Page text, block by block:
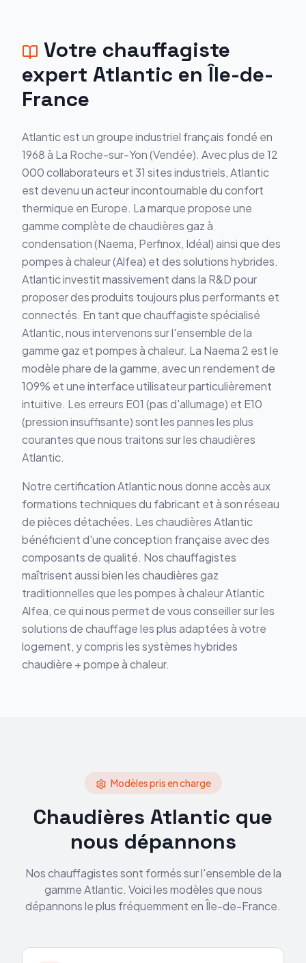
Votre chauffagiste
expert Atlantic en Île-de-
France
Atlantic est un groupe industriel français fondé en
1968 à La Roche-sur-Yon (Vendée). Avec plus de 12
000 collaborateurs et 31 sites industriels, Atlantic
est devenu un acteur incontournable du confort
thermique en Europe. La marque propose une
gamme complète de chaudières gaz à
condensation (Naema, Perfinox, Idéal) ainsi que des
pompes à chaleur (Alfea) et des solutions hybrides.
Atlantic investit massivement dans la R&D pour
proposer des produits toujours plus performants et
connectés. En tant que chauffagiste spécialisé
Atlantic, nous intervenons sur l'ensemble de la
gamme gaz et pompes à chaleur. La Naema 2 est le
modèle phare de la gamme, avec un rendement de
109% et une interface utilisateur particulièrement
intuitive. Les erreurs E01 (pas d'allumage) et E10
(pression insuffisante) sont les pannes les plus
courantes que nous traitons sur les chaudières
Atlantic.
Notre certification Atlantic nous donne accès aux
formations techniques du fabricant et à son réseau
de pièces détachées. Les chaudières Atlantic
bénéficient d'une conception française avec des
composants de qualité. Nos chauffagistes
maîtrisent aussi bien les chaudières gaz
traditionnelles que les pompes à chaleur Atlantic
Alfea, ce qui nous permet de vous conseiller sur les
solutions de chauffage les plus adaptées à votre
logement, y compris les systèmes hybrides
chaudière + pompe à chaleur.
Modèles pris en charge
Chaudières Atlantic que
nous dépannons
Nos chauffagistes sont formés sur l'ensemble de la
gammeAtlantic. Voici les modèles que nous
dépannons le plus fréquemment en Île-de-France.